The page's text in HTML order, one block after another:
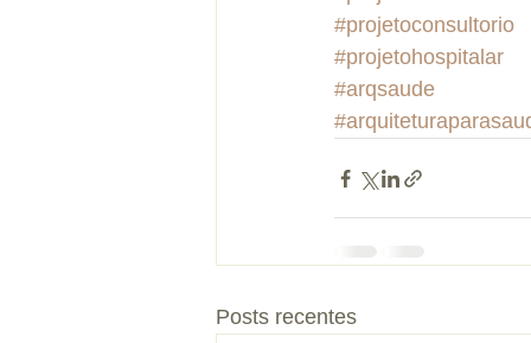
#projetoconsultorio
#projetohospitalar
#arqsaude
Posts recentes